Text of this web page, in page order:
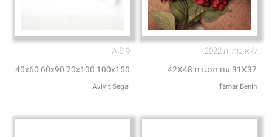
ללא כותרת 2022
31X37 עם מסגרת 42X48
Tamar Benin
A.S 9
40x60 60x90 70x100 100x150
Avivit Segal